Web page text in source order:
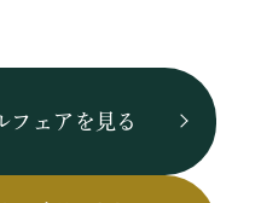
フェアを見る